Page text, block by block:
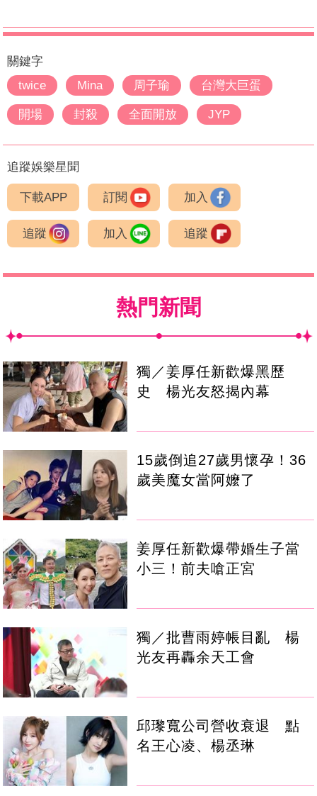
關鍵字
twice
Mina 周子瑜 台灣大巨蛋
開場 封殺 全面開放 JYP
追蹤娛樂星聞
下載APP 訂閱 加入
追蹤 加入 追蹤
熱門新聞
獨／姜厚任新歡爆黑歷
史 楊光友怒揭內幕
15歲倒追27歲男懷孕！36
歲美魔女當阿嬤了
姜厚任新歡爆帶婚生子當
小三！前夫嗆正宮
獨／批曹雨婷帳目亂 楊
光友再轟余天工會
邱瓈寬公司營收衰退 點
名王心凌、楊丞琳